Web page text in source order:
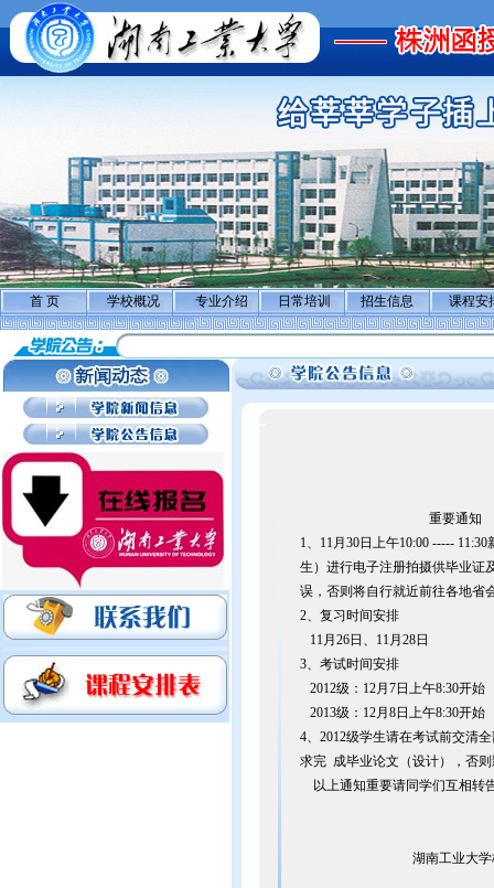
首 页 学校概况 专业介绍 日常培训 招生信息 课程安
重要通知
1、11月30日上午10:00 -----
生）进行电子注册拍摄供毕业证
误，否则将自行就近前往各地省
2、复习时间安排
11月26日、11月28日
3、考试时间安排
2012级：12月7日上午8:30开始
2013级：12月8日上午8:30开始
4、2012级学生请在考试前交清
求完 成毕业论文（设计），否
以上通知重要请同学们互相转
湖南工业大学株洲